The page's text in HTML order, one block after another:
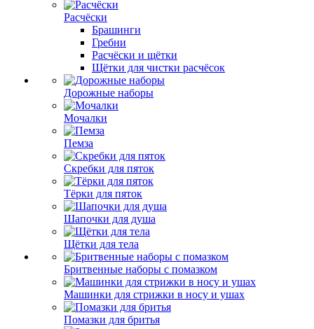
Расчёски
Брашинги
Гребни
Расчёски и щётки
Щётки для чистки расчёсок
Дорожные наборы
Мочалки
Пемза
Скребки для пяток
Тёрки для пяток
Шапочки для душа
Щётки для тела
Бритвенные наборы с помазком
Машинки для стрижки в носу и ушах
Помазки для бритья